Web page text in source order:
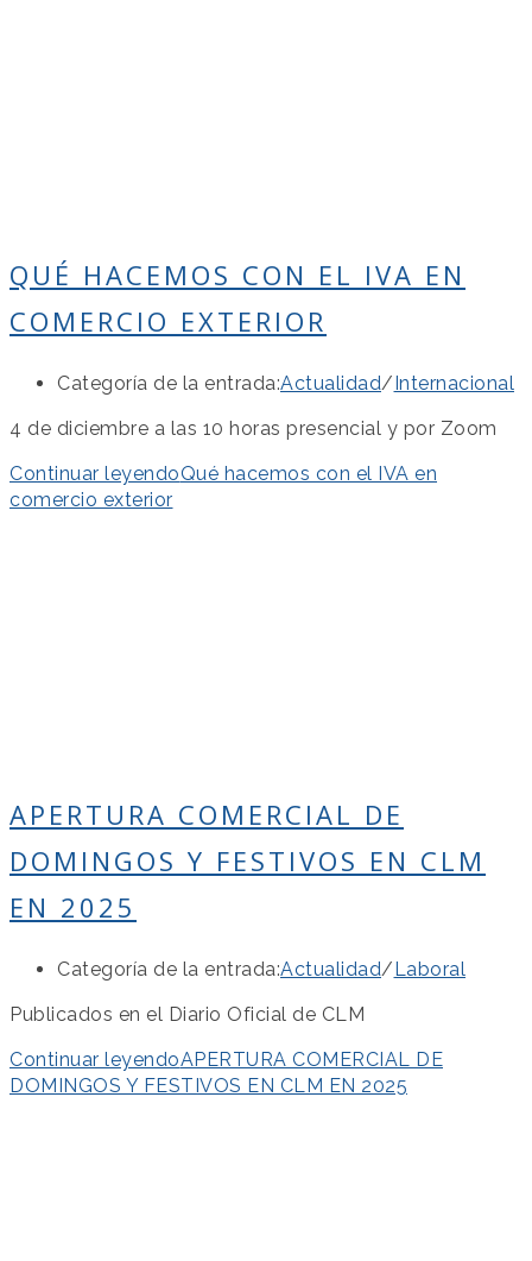
QUÉ HACEMOS CON EL IVA EN
COMERCIO EXTERIOR
Categoría de la entrada:Actualidad/Internacional
4 de diciembre a las 10 horas presencial y por Zoom
Continuar leyendoQué hacemos con el IVA en
comercio exterior
APERTURA COMERCIAL DE
DOMINGOS Y FESTIVOS EN CLM
EN 2025
Categoría de la entrada:Actualidad/Laboral
Publicados en el Diario Oficial de CLM
Continuar leyendoAPERTURA COMERCIAL DE
DOMINGOS Y FESTIVOS EN CLM EN 2025